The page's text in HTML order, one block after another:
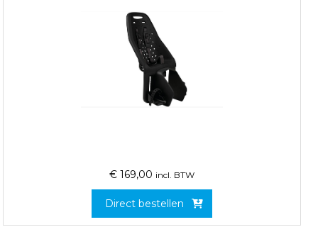
€ 169,00 incl. BTW
Direct bestellen